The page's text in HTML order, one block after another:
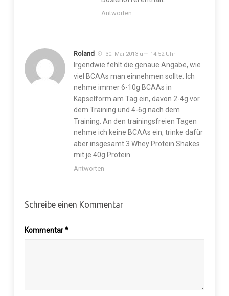
Antworten
Roland 30. Mai 2013 um 14:52 Uhr
Irgendwie fehlt die genaue Angabe, wie
viel BCAAs man einnehmen sollte. Ich
nehme immer 6-10g BCAAs in
Kapselform am Tag ein, davon 2-4g vor
dem Training und 4-6g nach dem
Training. An den trainingsfreien Tagen
nehme ich keine BCAAs ein, trinke dafür
aber insgesamt 3 Whey Protein Shakes
mit je 40g Protein.
Antworten
Schreibe einen Kommentar
Kommentar*